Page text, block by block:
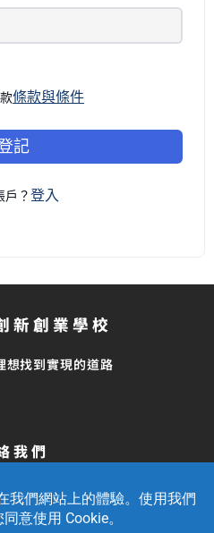
條款與條件
記
戶？登入
新創業學校
想找到實現的道路
我們
留言